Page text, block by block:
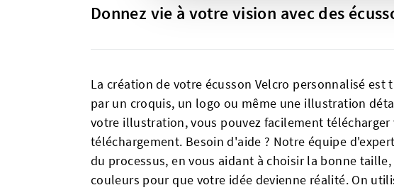
Donnez vie à votre vision avec des
La création de votre écusson Velcro personnalisé est
par un croquis, un logo ou même une illustration
votre illustration, vous pouvez facilement
téléchargement. Besoin d'aide ? Notre équipe
du processus, en vous aidant à choisir la bonne
couleurs pour que votre idée devienne réalité. On